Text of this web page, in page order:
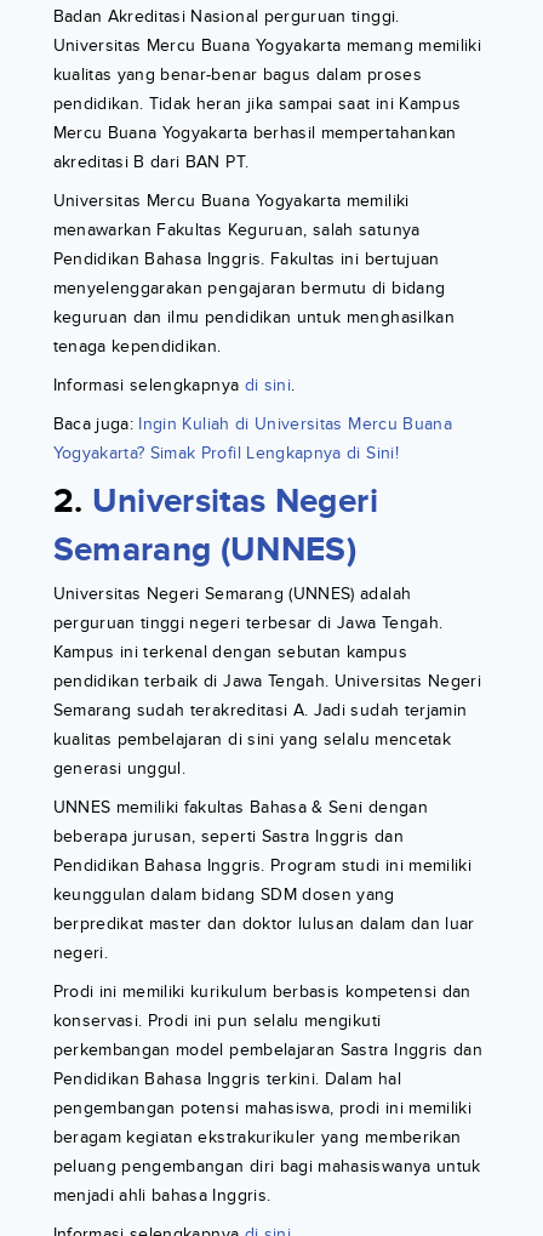
Badan Akreditasi Nasional perguruan tinggi.
Universitas Mercu Buana Yogyakarta memang memiliki
kualitas yang benar-benar bagus dalam proses
pendidikan. Tidak heran jika sampai saat ini Kampus
Mercu Buana Yogyakarta berhasil mempertahankan
akreditasi B dari BAN PT.
Universitas Mercu Buana Yogyakarta memiliki
menawarkan Fakultas Keguruan, salah satunya
Pendidikan Bahasa Inggris. Fakultas ini bertujuan
menyelenggarakan pengajaran bermutu di bidang
keguruan dan ilmu pendidikan untuk menghasilkan
tenaga kependidikan.
Informasi selengkapnya di sini.
Baca juga: Ingin Kuliah di Universitas Mercu Buana
Yogyakarta? Simak Profil Lengkapnya di Sini!
2. Universitas Negeri
Semarang (UNNES)
Universitas Negeri Semarang (UNNES) adalah
perguruan tinggi negeri terbesar di Jawa Tengah.
Kampus ini terkenal dengan sebutan kampus
pendidikan terbaik di Jawa Tengah. Universitas Negeri
Semarang sudah terakreditasi A. Jadi sudah terjamin
kualitas pembelajaran di sini yang selalu mencetak
generasi unggul.
UNNES memiliki fakultas Bahasa & Seni dengan
beberapa jurusan, seperti Sastra Inggris dan
Pendidikan Bahasa Inggris. Program studi ini memiliki
keunggulan dalam bidang SDM dosen yang
berpredikat master dan doktor lulusan dalam dan luar
negeri.
Prodi ini memiliki kurikulum berbasis kompetensi dan
konservasi. Prodi ini pun selalu mengikuti
perkembangan model pembelajaran Sastra Inggris dan
Pendidikan Bahasa Inggris terkini. Dalam hal
pengembangan potensi mahasiswa, prodi ini memiliki
beragam kegiatan ekstrakurikuler yang memberikan
peluang pengembangan diri bagi mahasiswanya untuk
menjadi ahli bahasa Inggris.